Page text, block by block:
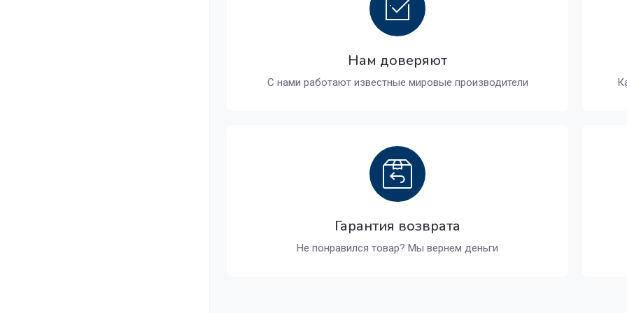
Нам доверяют
С нами работают известные мировые производители
Гарантия возврата
Не понравился товар? Мы вернем деньги